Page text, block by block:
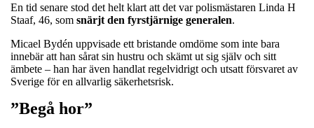
En tid senare stod det helt klart att det var polismästaren Linda H
Staaf, 46, som snärjt den fyrstjärnige generalen.
Micael Bydén uppvisade ett bristande omdöme som inte bara
innebär att han sårat sin hustru och skämt ut sig själv och sitt
ämbete – han har även handlat regelvidrigt och utsatt försvaret av
Sverige för en allvarlig säkerhetsrisk.
”Begå hor”